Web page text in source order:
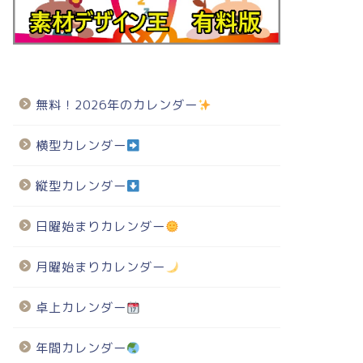
無料！2026年のカレンダー
横型カレンダー
縦型カレンダー
日曜始まりカレンダー
月曜始まりカレンダー
卓上カレンダー
年間カレンダー